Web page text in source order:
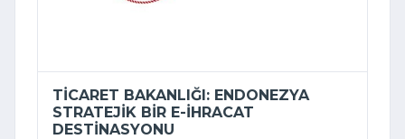
TICARET BAKANLIĞI: ENDONEZYA
STRATEJIK BIR E-İHRACAT
DESTINASYONU